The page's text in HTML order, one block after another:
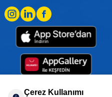
Çerez Kullanımı